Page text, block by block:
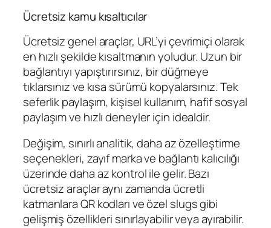
Ücretsiz kamu kısaltıcılar
Ücretsiz genel araçlar, URL’yi çevrimiçi olarak
en hızlı şekilde kısaltmanın yoludur. Uzun bir
bağlantıyı yapıştırırsınız, bir düğmeye
tıklarsınız ve kısa sürümü kopyalarsınız. Tek
seferlik paylaşım, kişisel kullanım, hafif sosyal
paylaşım ve hızlı deneyler için idealdir.
Değişim, sınırlı analitik, daha az özelleştirme
seçenekleri, zayıf marka ve bağlantı kalıcılığı
üzerinde daha az kontrol ile gelir. Bazı
ücretsiz araçlar aynı zamanda ücretli
katmanlara QR kodları ve özel slugs gibi
gelişmiş özellikleri sınırlayabilir veya ayırabilir.